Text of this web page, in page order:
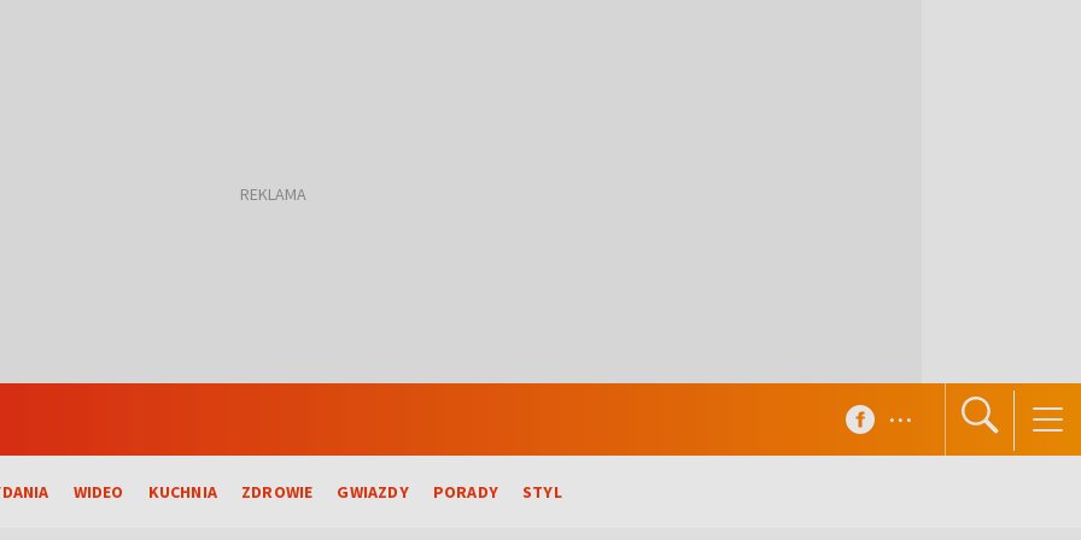
WIDEO KUCHNIA ZDROWIE GWIAZDY PORADY STYL
...